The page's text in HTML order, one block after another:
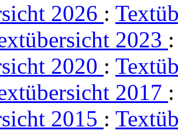
2026 :
2023
2020 :
2017
2015 :